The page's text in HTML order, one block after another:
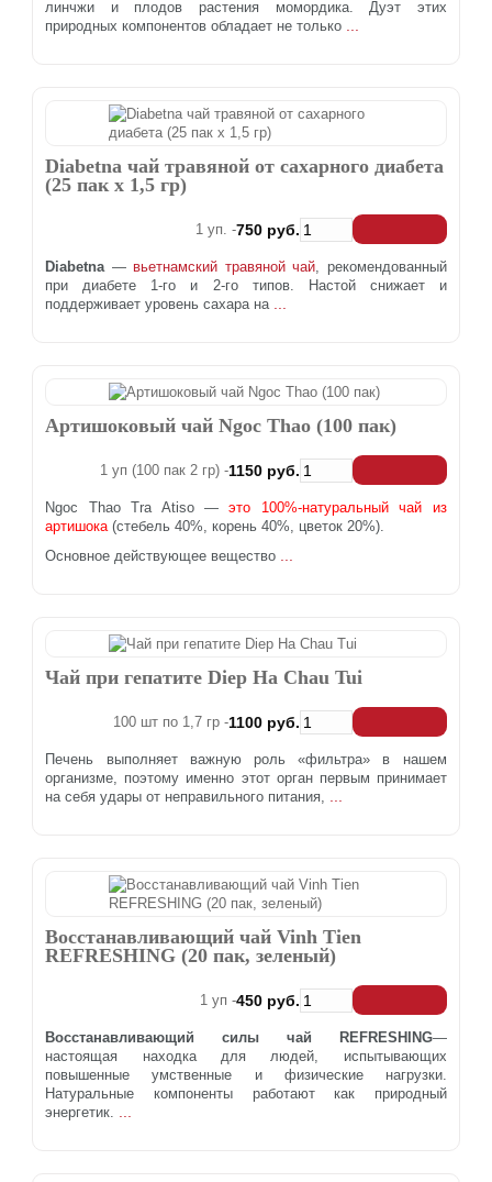
линчжи и плодов растения момордика. Дуэт этих
природных компонентов обладает не только
Diabetna чай травяной от сахарного диабета
(25 пак х 1,5 гр)
1 уп. -750 руб.
Diabetna— вьетнамский травяной чай, рекомендованный
при диабете 1-го и 2-го типов. Настой снижает и
поддерживает уровень сахара на
Артишоковый чай Ngoc Thao (100 пак)
1 уп (100 пак 2 гр) -1150 руб.
Ngoc Thao Tra Atiso —это 100%-натуральный чай из
артишока(стебель 40%, корень 40%, цветок 20%).
Основное действующее вещество
Чай при гепатите Diep Ha Chau Tui
100 шт по 1,7 гр -1100 руб.
Печень выполняет важную роль «фильтра» в нашем
организме, поэтому именно этот орган первым принимает
на себя удары от неправильного питания,
Восстанавливающий чай Vinh Tien
REFRESHING (20 пак, зеленый)
1 уп -450 руб.
Восстанавливающий силы чай REFRESHING—
настоящая находка для людей, испытывающих
повышенные умственные и физические нагрузки.
Натуральные компоненты работают как природный
энергетик.